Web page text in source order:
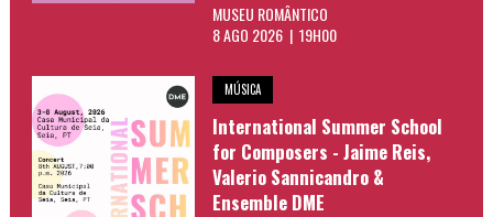
MUSEU ROMÂNTICO
8 AGO 2026 | 19H00
MÚSICA
International Summer School
for Composers - Jaime Reis,
Valerio Sannicandro &
Ensemble DME